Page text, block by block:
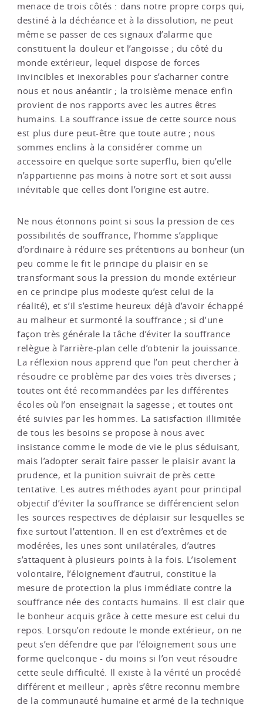
menace de trois côtés : dans notre propre corps qui,
destiné à la déchéance et à la dissolution, ne peut
même se passer de ces signaux d’alarme que
constituent la douleur et l’angoisse ; du côté du
monde extérieur, lequel dispose de forces
invincibles et inexorables pour s’acharner contre
nous et nous anéantir ; la troisième menace enfin
provient de nos rapports avec les autres êtres
humains. La souffrance issue de cette source nous
est plus dure peut-être que toute autre ; nous
sommes enclins à la considérer comme un
accessoire en quelque sorte superflu, bien qu’elle
n’appartienne pas moins à notre sort et soit aussi
inévitable que celles dont l’origine est autre.
Ne nous étonnons point si sous la pression de ces
possibilités de souffrance, l’homme s’applique
d’ordinaire à réduire ses prétentions au bonheur (un
peu comme le fit le principe du plaisir en se
transformant sous la pression du monde extérieur
en ce principe plus modeste qu’est celui de la
réalité), et s’il s’estime heureux déjà d’avoir échappé
au malheur et surmonté la souffrance ; si d’une
façon très générale la tâche d’éviter la souffrance
relègue à l’arrière-plan celle d’obtenir la jouissance.
La réflexion nous apprend que l’on peut chercher à
résoudre ce problème par des voies très diverses ;
toutes ont été recommandées par les différentes
écoles où l’on enseignait la sagesse ; et toutes ont
été suivies par les hommes. La satisfaction illimitée
de tous les besoins se propose à nous avec
insistance comme le mode de vie le plus séduisant,
mais l’adopter serait faire passer le plaisir avant la
prudence, et la punition suivrait de près cette
tentative. Les autres méthodes ayant pour principal
objectif d’éviter la souffrance se différencient selon
les sources respectives de déplaisir sur lesquelles se
fixe surtout l’attention. Il en est d’extrêmes et de
modérées, les unes sont unilatérales, d’autres
s’attaquent à plusieurs points à la fois. L’isolement
volontaire, l’éloignement d’autrui, constitue la
mesure de protection la plus immédiate contre la
souffrance née des contacts humains. Il est clair que
le bonheur acquis grâce à cette mesure est celui du
repos. Lorsqu’on redoute le monde extérieur, on ne
peut s’en défendre que par l’éloignement sous une
forme quelconque - du moins si l’on veut résoudre
cette seule difficulté. Il existe à la vérité un procédé
différent et meilleur ; après s’être reconnu membre
de la communauté humaine et armé de la technique